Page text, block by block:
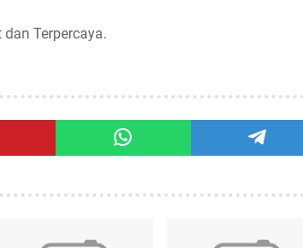
Terpercaya.